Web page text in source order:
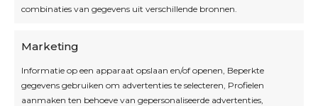
combinaties van gegevens uit verschillende bronnen.
Marketing
Informatie op een apparaat opslaan en/of openen, Beperkte
gegevens gebruiken om advertenties te selecteren, Profielen
aanmaken ten behoeve van gepersonaliseerde advertenties,
Blijf op de hoogte